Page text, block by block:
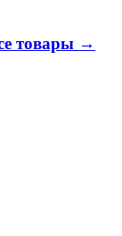
товары →